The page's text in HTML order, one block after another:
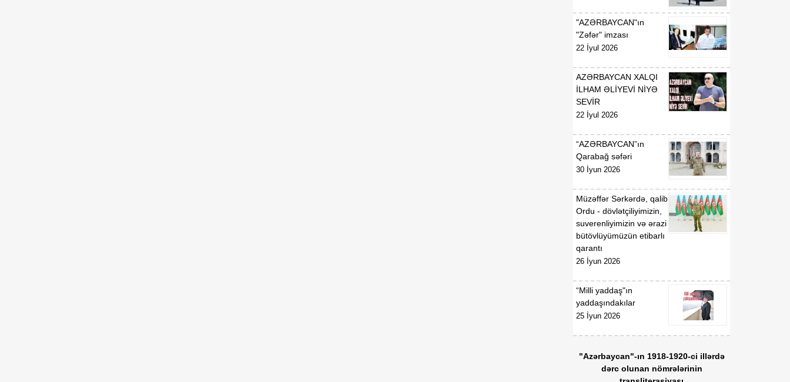
"AZƏRBAYCAN"ın
"Zəfər" imzası
22 İyul 2026
AZƏRBAYCAN XALQI
İLHAM ƏLİYEVİ NİYƏ
SEVİR
22 İyul 2026
“AZƏRBAYCAN”ın
Qarabağ səfəri
30 İyun 2026
Müzəffər Sərkərdə, qalib
Ordu - dövlətçiliyimizin,
suverenliyimizin və ərazi
bütövlüyümüzün etibarlı
qarantı
26 İyun 2026
“Milli yaddaş"ın
yaddaşındakılar
25 İyun 2026
"Azərbaycan"-ın 1918-1920-ci illərdə
dərc olunan nömrələrinin